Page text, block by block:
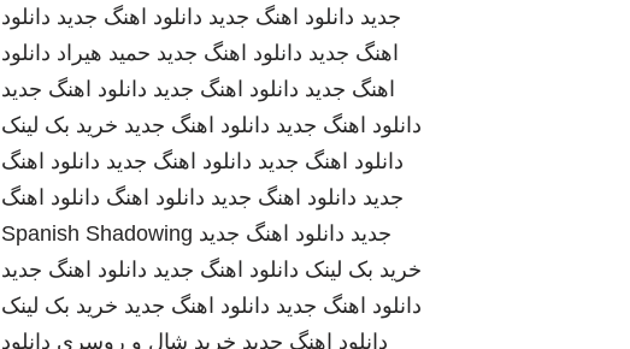
جدید دانلود اهنگ جدید دانلود اهنگ جدید دانلود
اهنگ جدید دانلود اهنگ جدید حمید هیراد دانلود
اهنگ جدید دانلود اهنگ جدید دانلود اهنگ جدید
دانلود اهنگ جدید دانلود اهنگ جدید خرید بک لینک
دانلود اهنگ جدید دانلود اهنگ جدید دانلود اهنگ
جدید دانلود اهنگ جدید دانلود اهنگ دانلود اهنگ
جدید دانلود اهنگ جدید Spanish Shadowing
خرید بک لینک دانلود اهنگ جدید دانلود اهنگ جدید
دانلود اهنگ جدید دانلود اهنگ جدید خرید بک لینک
دانلود اهنگ جدید خرید شال و روسری دانلود